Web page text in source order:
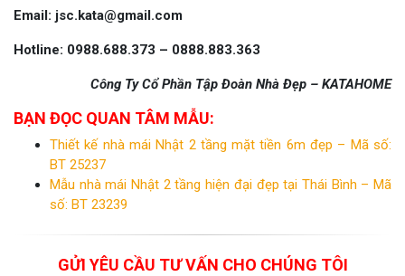
Email: jsc.kata@gmail.com
Hotline: 0988.688.373 – 0888.883.363
Công Ty Cổ Phần Tập Đoàn Nhà Đẹp – KATAHOME
BẠN ĐỌC QUAN TÂM MẪU:
Thiết kế nhà mái Nhật 2 tầng mặt tiền 6m đẹp – Mã số:
BT 25237
Mẫu nhà mái Nhật 2 tầng hiện đại đẹp tại Thái Bình – Mã
số: BT 23239
GỬI YÊU CẦU TƯ VẤN CHO CHÚNG TÔI